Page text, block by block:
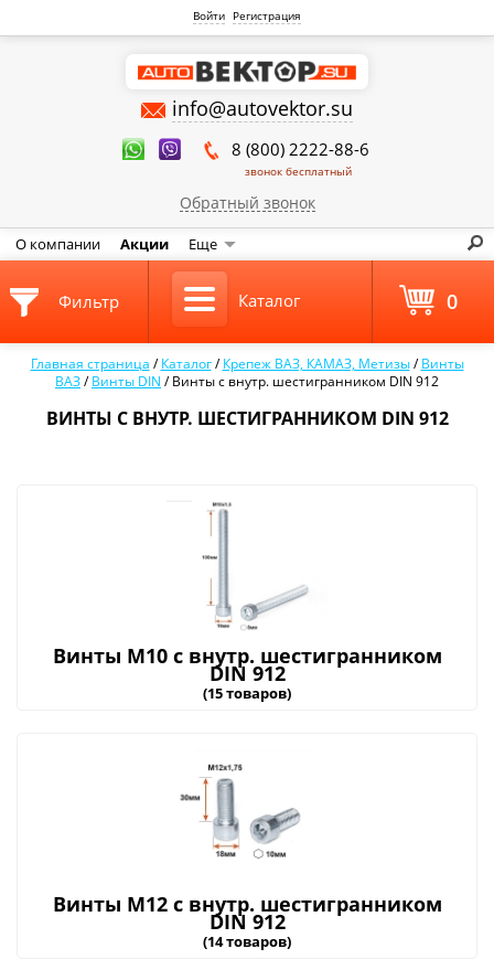
Войти Регистрация
info@autovektor.su
8 (800) 2222-88-6
звонок бесплатный
Обратный звонок
О компании Акции Еще
Главная страница /Каталог /Крепеж ВАЗ, КАМАЗ, Метизы /Винты
ВАЗ/Винты DIN /Винты с внутр. шестигранником DIN 912
ВИНТЫ С ВНУТР. ШЕСТИГРАННИКОМ DIN 912
Винты М10 с внутр. шестигранником
DIN 912
(15 товаров)
Винты М12 с внутр. шестигранником
DIN 912
(14 товаров)
Фильтр Каталог 0